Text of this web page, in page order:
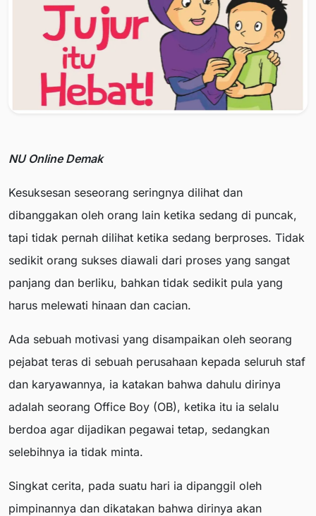
NU Online Demak
Kesuksesan seseorang seringnya dilihat dan
dibanggakan oleh orang lain ketika sedang di puncak,
tapi tidak pernah dilihat ketika sedang berproses. Tidak
sedikit orang sukses diawali dari proses yang sangat
panjang dan berliku, bahkan tidak sedikit pula yang
harus melewati hinaan dan cacian.
Ada sebuah motivasi yang disampaikan oleh seorang
pejabat teras di sebuah perusahaan kepada seluruh staf
dan karyawannya, ia katakan bahwa dahulu dirinya
adalah seorang Office Boy (OB), ketika itu ia selalu
berdoa agar dijadikan pegawai tetap, sedangkan
selebihnya ia tidak minta.
Singkat cerita, pada suatu hari ia dipanggil oleh
pimpinannya dan dikatakan bahwa dirinya akan